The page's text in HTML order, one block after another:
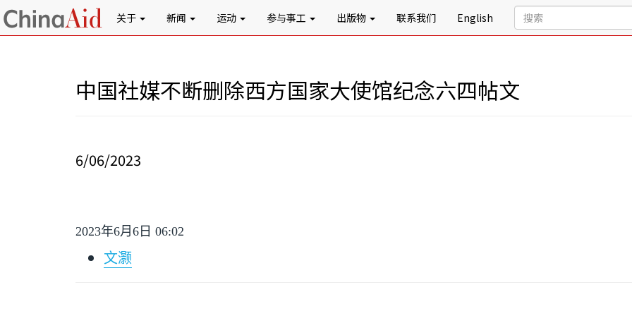
关于 新闻 运动 参与事工 出版物 联系我们 English
中国社媒不断删除西方国家大使馆纪念六四帖文
6/06/2023
2023年6月 6 日 06:02
文灏